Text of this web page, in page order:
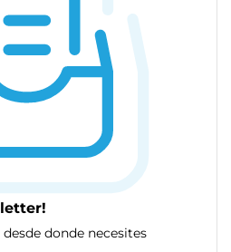
donde necesites